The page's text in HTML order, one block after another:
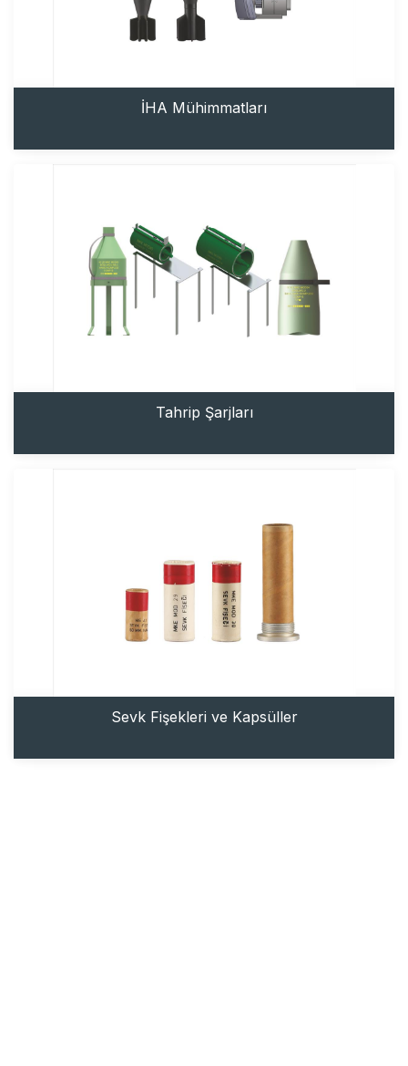
İHA Mühimmatları
Tahrip Şarjları
Sevk Fişekleri ve Kapsüller